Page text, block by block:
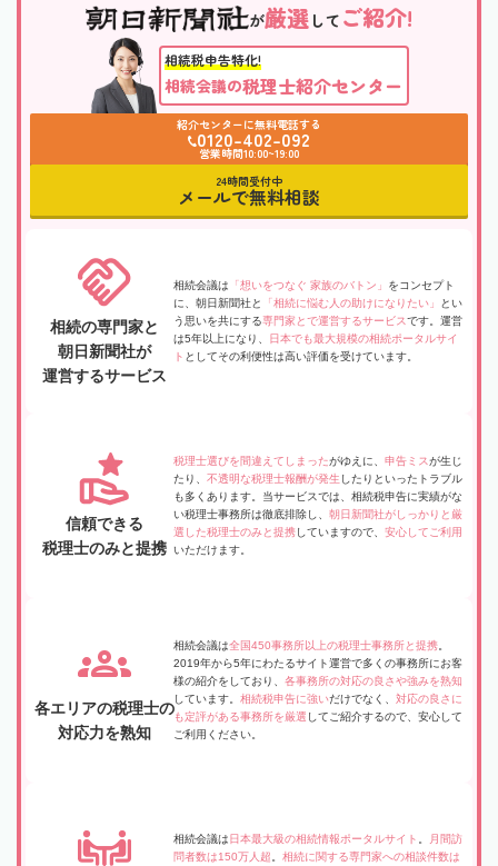
が厳選して ご紹介!
相続税申告特化!
相続会議の税理士紹介センター
紹介センターに無料電話する
0120-402-092
営業時間10:00~19:00
24時間受付中
メールで無料相談
相続の専門家と
朝日新聞社が
運営するサービス
相続会議は 「想いをつなぐ 家族のバトン」 をコンセプト
に、朝日新聞社と
「相続に悩む人の助けになりたい」
とい
う思いを共にする専門家とで運営するサービスです。運営
は5年以上になり、
日本でも最大規模の相続ポータルサイ
ト としてその利便性は高い評価を受けています。
信頼できる
税理士のみと提携
税理士選びを間違えてしまったがゆえに、 申告ミスが生じ
たり、 不透明な税理士報酬が発生 したりといったトラブル
も多くあります。当サービスでは、相続税申告に実績がな
い税理士事務所は徹底排除し、 朝日新聞社がしっかりと厳
選した税理士のみと提携していますので、 安心してご利用
いただけます。
各エリアの税理士の
対応力を熟知
相続会議は全国450事務所以上の税理士事務所と提携
2019年から5年にわたるサイト運営で多くの事務所にお客
様の紹介をしており、 各事務所の対応の良さや強みを熟知
しています。 相続税申告に強いだけでなく、 対応の良さに
も定評がある事務所を厳選 してご紹介するので、安心して
ご利用ください。
相続会議は 日本最大級の相続情報ポータルサイト
月間訪
問者数は150万人超
相続に関する専門家への相談件数は